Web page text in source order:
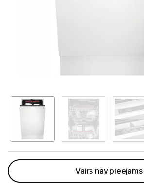
Viedierīces
Sadzīves tehnika
Lielā tehnika
Iebūvējamā tehnika
Ledusskapji
Trauku mazgājamās mašīnas
Cepeškrāsnis
Plīts virsmas
Vairs nav pieejams